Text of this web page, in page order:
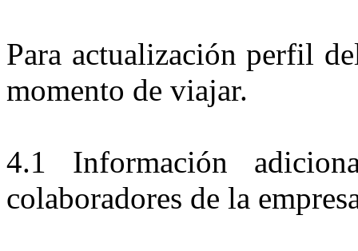
Para actualización perfil
momento de viajar.
4.1 Información
colaboradores de la